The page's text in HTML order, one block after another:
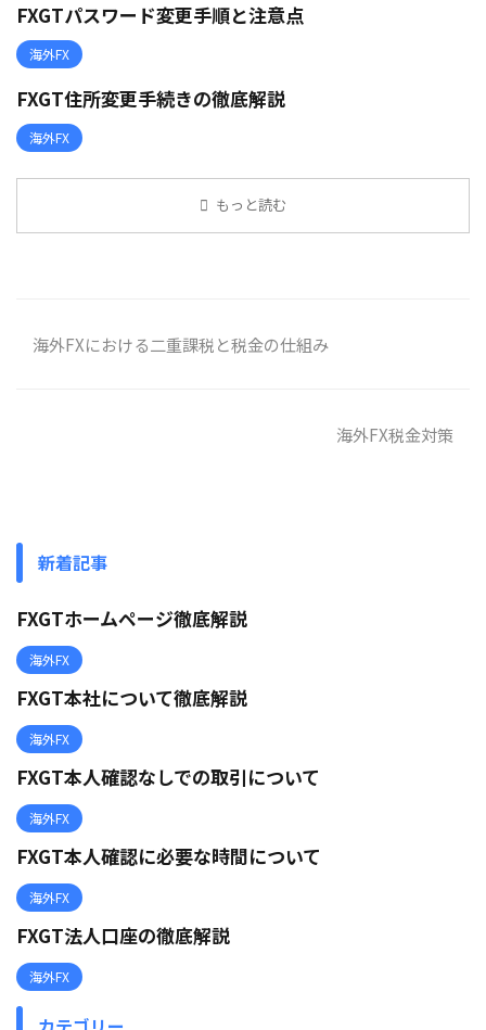
FXGTパスワード変更手順と注意点
海外FX
FXGT住所変更手続きの徹底解説
海外FX
もっと読む
海外FXにおける二重課税と税金の仕組み
海外FX税金対策
新着記事
FXGTホームページ徹底解説
海外FX
FXGT本社について徹底解説
海外FX
FXGT本人確認なしでの取引について
海外FX
FXGT本人確認に必要な時間について
海外FX
FXGT法人口座の徹底解説
海外FX